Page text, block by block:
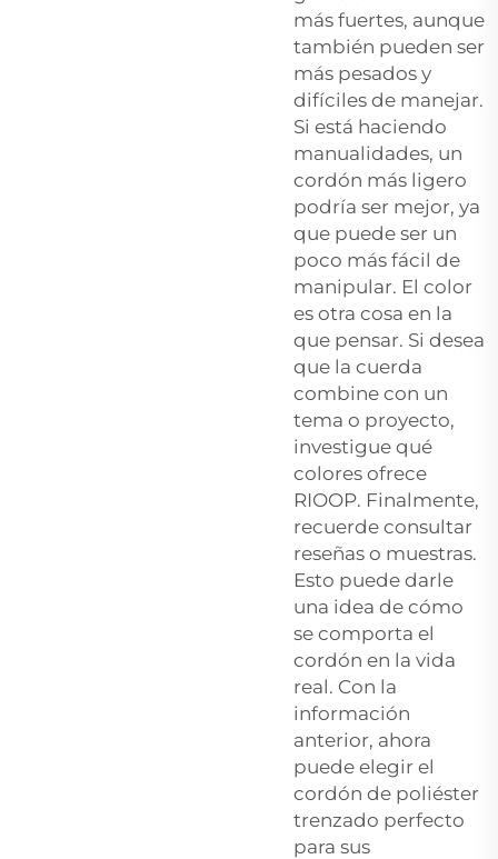
más fuertes, aunque
también pueden ser
más pesados y
difíciles de manejar.
Si está haciendo
manualidades, un
cordón más ligero
podría ser mejor, ya
que puede ser un
poco más fácil de
manipular. El color
es otra cosa en la
que pensar. Si desea
que la cuerda
combine con un
tema o proyecto,
investigue qué
colores ofrece
RIOOP. Finalmente,
recuerde consultar
reseñas o muestras.
Esto puede darle
una idea de cómo
se comporta el
cordón en la vida
real. Con la
información
anterior, ahora
puede elegir el
cordón de poliéster
trenzado perfecto
para sus